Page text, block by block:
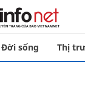
Đời sống Thị